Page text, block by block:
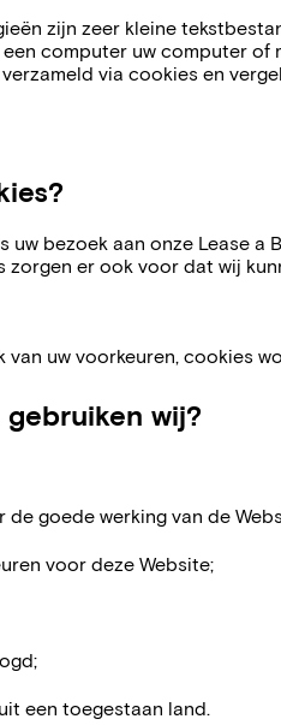
zijn zeer kleine
computer uw computer
via cookies en
bezoek aan onze Lease a
zorgen er ook voor dat wij
van uw voorkeuren, cookies
wij?
goede werking van de
voor deze Website;
een toegestaan land.